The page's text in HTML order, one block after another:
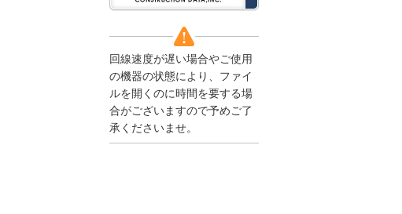
なお、情報は１月５日
(月)より登録されます。
2025/08/04
●夏季休業に伴う情報更
新停止のお知らせ●
建設資料館をご利用いた
だき、誠に有難うござい
回線速度が遅い場合やご使用
の機器の状態により、ファイ
ルを開くのに時間を要する場
合がございますので予めご了
承くださいませ。